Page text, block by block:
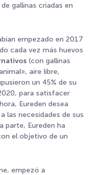
gallinas criadas en
empezado en 2017
cada vez más huevos
(con gallinas
aire libre,
un 45% de su
para satisfacer
Eureden desea
las necesidades de sus
parte, Eureden ha
el objetivo de un
empezó a